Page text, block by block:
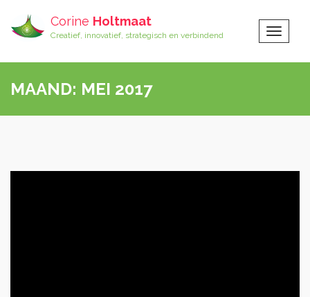
Toggle
Corine Holtmaat
Creatief, innovatief, strategisch en verbindend
MAAND: MEI 2017